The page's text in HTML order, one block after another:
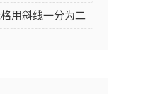
用斜线一分为二